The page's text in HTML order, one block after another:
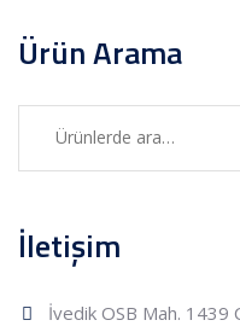
Ürün Arama
İletişim
İvedik OSB Mah. 1439